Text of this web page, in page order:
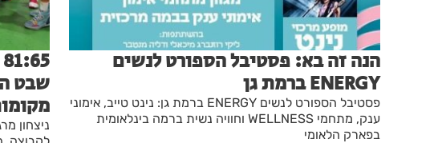
הנה זה בא: פסטיבל הספורט לנשים
ENERGY ברמת גן
פסטיבל הספורט לנשים ENERGY ברמת גן: נינט טייב, אימוני
ענק, מתחמי WELLNESS וחוויה נשית ברמה בינלאומית
בפארק הלאומי
שבט
ניצחון